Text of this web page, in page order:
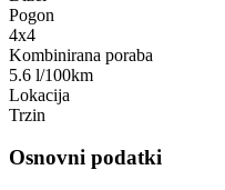
Pogon
4x4
Kombinirana poraba
5.6 l/100km
Lokacija
Trzin
Osnovni podatki